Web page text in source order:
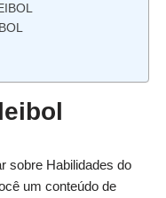
sobre Habilidades do
um conteúdo de